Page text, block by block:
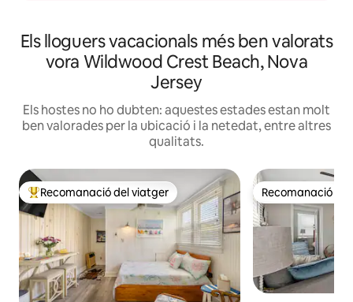
Els lloguers vacacionals més ben valorats
vora Wildwood Crest Beach, Nova
Jersey
Els hostes no ho dubten: aquestes estades estan molt
ben valorades per la ubicació i la netedat, entre altres
qualitats.
Principals recomanacions dels viatgers
Recomanació del viatger Recomanació
Recomanació